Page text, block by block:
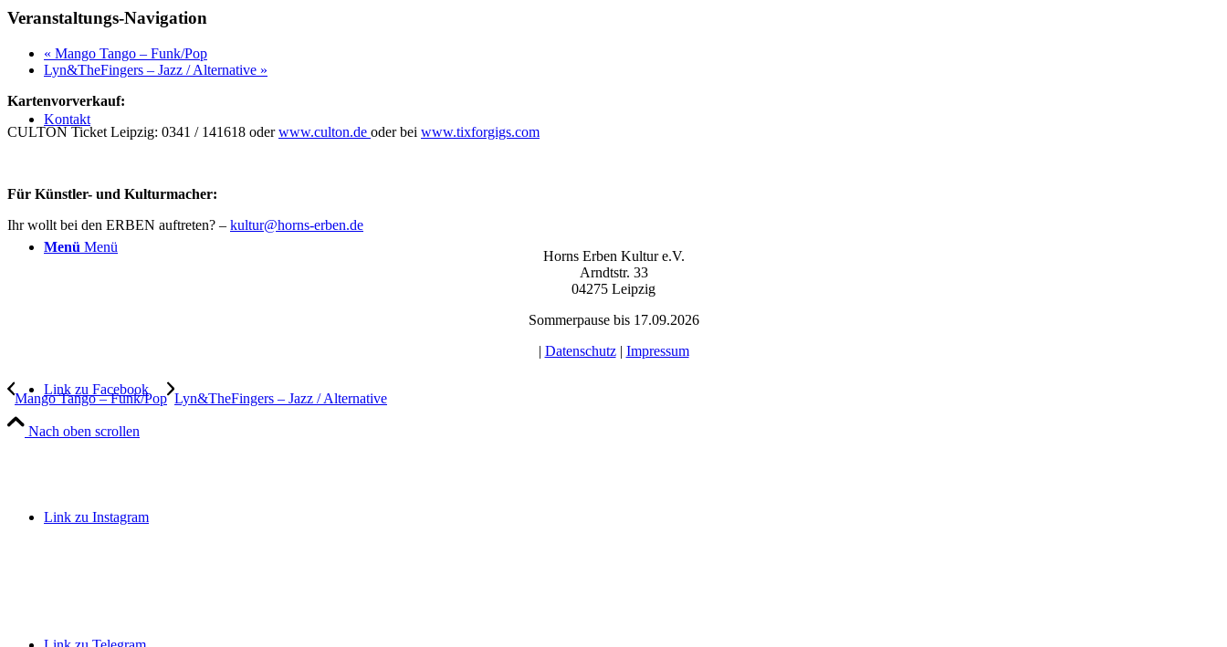
Kontakt
Menü Menü
Link zu Facebook
Link zu Instagram
Veranstaltungs-Navigation
« Mango Tango – Funk/Pop
Lyn&TheFingers – Jazz / Alternative »
Kartenvorverkauf:
CULTON Ticket Leipzig: 0341 / 141618 oderwww.culton.de oder bei www.tixforgigs.com
Für Künstler- und Kulturmacher:
Ihr wollt bei den ERBEN auftreten? – kultur@horns-erben.de
Horns Erben Kultur e.V.
Arndtstr. 33
04275 Leipzig
Sommerpause bis 17.09.2026
| Datenschutz| Impressum
Mango Tango – Funk/Pop Lyn&TheFingers – Jazz / Alternative
Nach oben scrollen